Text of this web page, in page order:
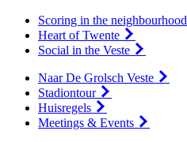
Scoring in the neighbourhood
Heart of Twente
Social in the Veste
Naar De Grolsch Veste
Stadiontour
Huisregels
Meetings & Events